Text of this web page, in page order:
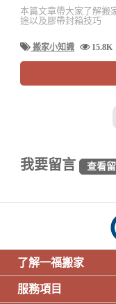
本篇文章帶大家了解搬
途以及膠帶封箱技巧
搬家小知識 15.8K
我要留言 查看
了解一福搬家
服務項目